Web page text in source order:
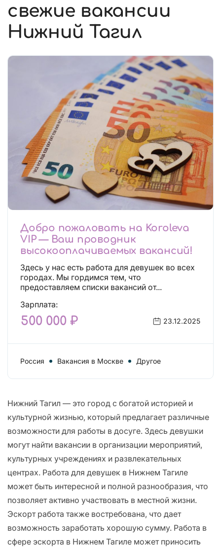
свежие вакансии
Нижний Тагил
Добро пожаловать на Koroleva
VIP — Ваш проводник
высокооплачиваемых вакансий!
Здесь у нас есть работа для девушек во всех
городах. Мы гордимся тем, что
предоставляем списки вакансий от...
Зарплата:
500 000 ₽ 23.12.2025
Россия Вакансия в Москве Другое
Нижний Тагил — это город с богатой историей и
культурной жизнью, который предлагает различные
возможности для работы в досуге. Здесь девушки
могут найти вакансии в организации мероприятий,
культурных учреждениях и развлекательных
центрах. Работа для девушек в Нижнем Тагиле
может быть интересной и полной разнообразия, что
позволяет активно участвовать в местной жизни.
Эскорт работа также востребована, что дает
возможность заработать хорошую сумму. Работа в
сфере эскорта в Нижнем Тагиле может приносить